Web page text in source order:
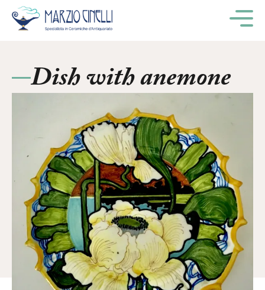
Dish with anemone